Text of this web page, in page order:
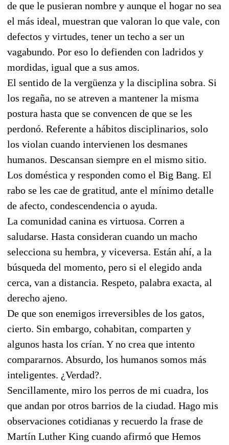
de que le pusieran nombre y aunque el hogar no sea
el más ideal, muestran que valoran lo que vale, con
defectos y virtudes, tener un techo a ser un
vagabundo. Por eso lo defienden con ladridos y
mordidas, igual que a sus amos.
El sentido de la vergüenza y la disciplina sobra. Si
los regaña, no se atreven a mantener la misma
postura hasta que se convencen de que se les
perdonó. Referente a hábitos disciplinarios, solo
los violan cuando intervienen los desmanes
humanos. Descansan siempre en el mismo sitio.
Los doméstica y responden como el Big Bang. El
rabo se les cae de gratitud, ante el mínimo detalle
de afecto, condescendencia o ayuda.
La comunidad canina es virtuosa. Corren a
saludarse. Hasta consideran cuando un macho
selecciona su hembra, y viceversa. Están ahí, a la
búsqueda del momento, pero si el elegido anda
cerca, van a distancia. Respeto, palabra exacta, al
derecho ajeno.
De que son enemigos irreversibles de los gatos,
cierto. Sin embargo, cohabitan, comparten y
algunos hasta los crían. Y no crea que intento
compararnos. Absurdo, los humanos somos más
inteligentes. ¿Verdad?.
Sencillamente, miro los perros de mi cuadra, los
que andan por otros barrios de la ciudad. Hago mis
observaciones cotidianas y recuerdo la frase de
Martín Luther King cuando afirmó que Hemos